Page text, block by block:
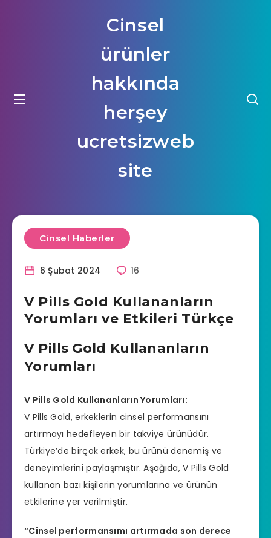
Cinsel
ürünler
hakkında
herşey
ucretsizweb
site
Cinsel Haberler
6 Şubat 2024 16
V Pills Gold Kullananların
Yorumları ve Etkileri Türkçe
V Pills Gold Kullananların
Yorumları
V Pills Gold Kullananların Yorumları:
V Pills Gold, erkeklerin cinsel performansını
artırmayı hedefleyen bir takviye ürünüdür.
Türkiye’de birçok erkek, bu ürünü denemiş ve
deneyimlerini paylaşmıştır. Aşağıda, V Pills Gold
kullanan bazı kişilerin yorumlarına ve ürünün
etkilerine yer verilmiştir.
“Cinsel performansımı artırmada son derece